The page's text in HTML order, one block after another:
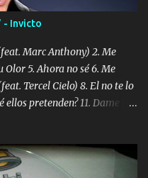
- Invicto
Marc Anthony) 2. Me
Olor 5. Ahora no sé 6. Me
Tercel Cielo) 8. El no te lo
ellos pretenden? 11. Dame la
Nota:
in formato iTunes Plus